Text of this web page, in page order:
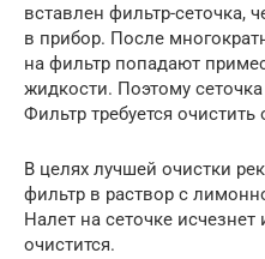
вставлен фильтр-сеточка,
в прибор. После
на фильтр попадают
жидкости. Поэтому
Фильтр требуется очистить
В целях лучшей очистки
фильтр в раствор с
Налет на сеточке
очистится.